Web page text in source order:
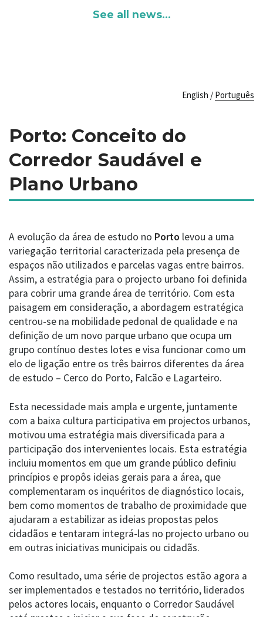
See all news...
English / Português
Porto: Conceito do
Corredor Saudável e
Plano Urbano
A evolução da área de estudo no Porto levou a uma
variegação territorial caracterizada pela presença de
espaços não utilizados e parcelas vagas entre bairros.
Assim, a estratégia para o projecto urbano foi definida
para cobrir uma grande área de território. Com esta
paisagem em consideração, a abordagem estratégica
centrou-se na mobilidade pedonal de qualidade e na
definição de um novo parque urbano que ocupa um
grupo contínuo destes lotes e visa funcionar como um
elo de ligação entre os três bairros diferentes da área
de estudo – Cerco do Porto, Falcão e Lagarteiro.
Esta necessidade mais ampla e urgente, juntamente
com a baixa cultura participativa em projectos urbanos,
motivou uma estratégia mais diversificada para a
participação dos intervenientes locais. Esta estratégia
incluiu momentos em que um grande público definiu
princípios e propôs ideias gerais para a área, que
complementaram os inquéritos de diagnóstico locais,
bem como momentos de trabalho de proximidade que
ajudaram a estabilizar as ideias propostas pelos
cidadãos e tentaram integrá-las no projecto urbano ou
em outras iniciativas municipais ou cidadãs.
Como resultado, uma série de projectos estão agora a
ser implementados e testados no território, liderados
pelos actores locais, enquanto o Corredor Saudável